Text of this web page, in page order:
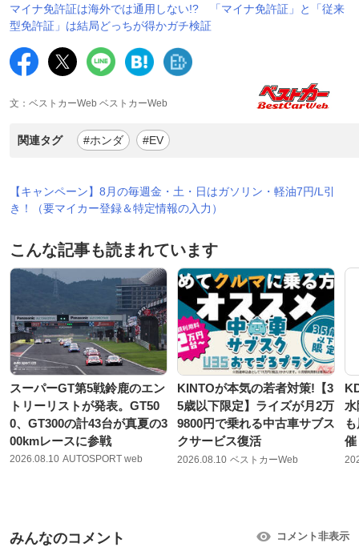
マイナ免許証は海外では通用しない!? 「マイナ免許証」と「従来
型免許証」は結局どっちが得かガチ検証
文：ベストカーWeb ベストカーWeb
関連タグ #ホンダ #EV
【キャンペーン】8月の毎週金・土・日はガソリン・軽油7円/L引
き！（要マイカー登録＆特定情報の入力）
こんな記事も読まれています
スーパーGT第5戦鈴鹿のエン
トリーリストが発表。GT50
0、GT300の計43台が真夏の3
00kmレースに参戦
2026.08.10 AUTOSPORT web
KINTOが本気の若者対策!【3
5歳以下限定】ライズが月2万
9800円で乗れる中古車サブス
クサービス復活
2026.08.10 ベストカーWeb
催
みんなのコメント コメント非表示